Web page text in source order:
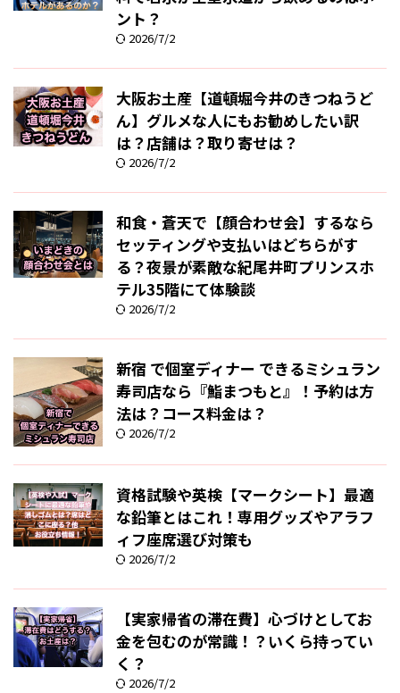
ント？
2026/7/2
大阪お土産【道頓堀今井のきつねうど
ん】グルメな人にもお勧めしたい訳
は？店舗は？取り寄せは？
2026/7/2
和食・蒼天で【顔合わせ会】するなら
セッティングや支払いはどちらがす
る？夜景が素敵な紀尾井町プリンスホ
テル35階にて体験談
2026/7/2
新宿 で個室ディナー できるミシュラン
寿司店なら『鮨まつもと』！予約は方
法は？コース料金は？
2026/7/2
資格試験や英検【マークシート】最適
な鉛筆とはこれ！専用グッズやアラフ
ィフ座席選び対策も
2026/7/2
【実家帰省の滞在費】心づけとしてお
金を包むのが常識！？いくら持ってい
く？
2026/7/2